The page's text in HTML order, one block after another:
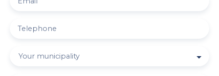
Telephone
Your municipality